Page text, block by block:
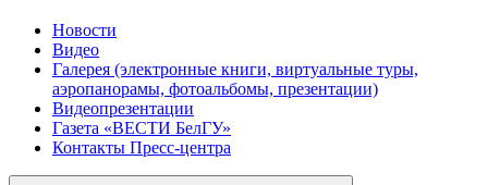
Новости
Видео
Галерея (электронные книги, виртуальные туры,
аэропанорамы, фотоальбомы, презентации)
Видеопрезентации
Газета «ВЕСТИ БелГУ»
Контакты Пресс-центра